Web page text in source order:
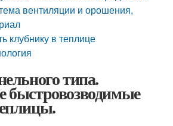
вентиляции и орошения,
клубнику в теплице
типа.
быстровозводимые